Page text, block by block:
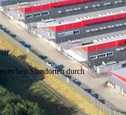
Standorten durch